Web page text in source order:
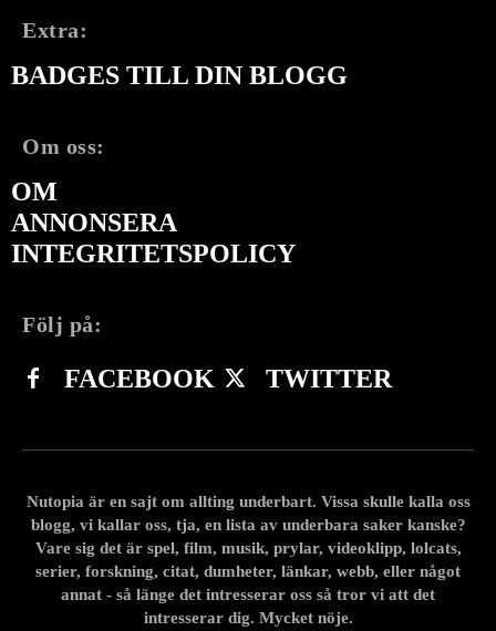
Extra:
BADGES TILL DIN BLOGG
Om oss:
OM
ANNONSERA
INTEGRITETSPOLICY
Följ på:
FACEBOOK TWITTER
Nutopia är en sajt om allting underbart. Vissa skulle kalla oss
blogg, vi kallar oss, tja, en lista av underbara saker kanske?
Vare sig det är spel, film, musik, prylar, videoklipp, lolcats,
serier, forskning, citat, dumheter, länkar, webb, eller något
annat - så länge det intresserar oss så tror vi att det
intresserar dig. Mycket nöje.